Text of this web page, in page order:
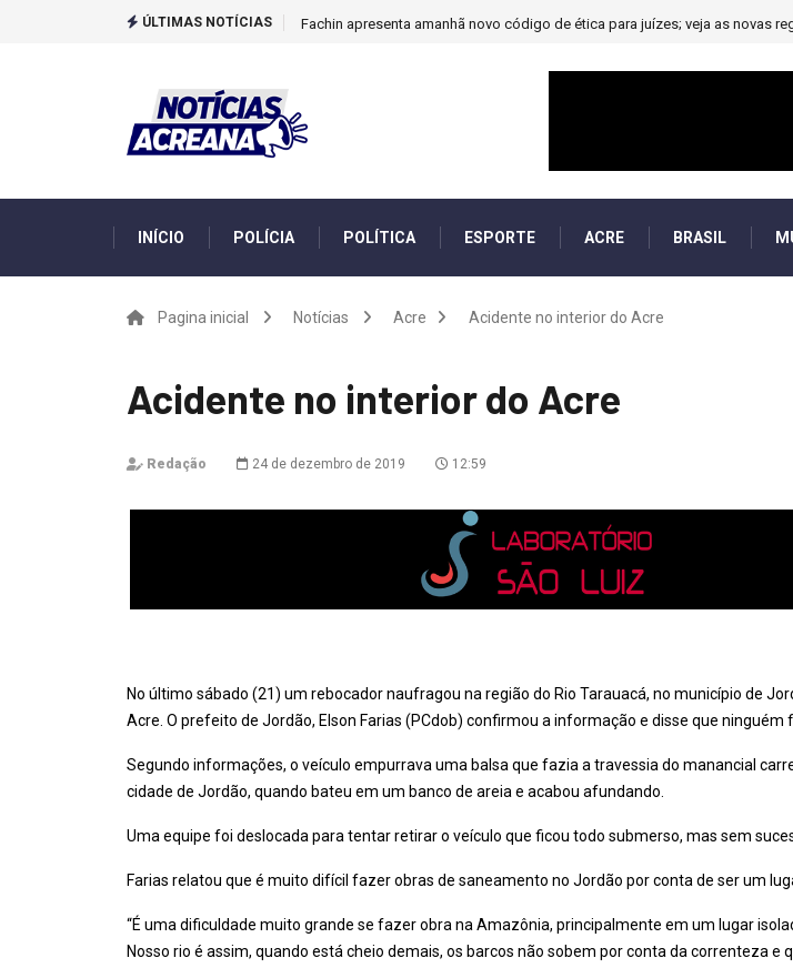
ÚLTIMAS NOTÍCIAS Fachin apresenta amanhã novo código de ética para juízes; veja as novas
INÍCIO POLÍCIA POLÍTICA ESPORTE ACRE BRASIL
Pagina inicial Notícias Acre Acidente no interior do Acre
Acidente no interior do Acre
Redação 24 de dezembro de 2019 12:59
No último sábado (21) um rebocador naufragou na região do Rio Tarauacá, no município de
Acre. O prefeito de Jordão, Elson Farias (PCdob) confirmou a informação e disse que ninguém
Segundo informações, o veículo empurrava uma balsa que fazia a travessia do manancial
cidade de Jordão, quando bateu em um banco de areia e acabou afundando.
Uma equipe foi deslocada para tentar retirar o veículo que ficou todo submerso, mas sem
Farias relatou que é muito difícil fazer obras de saneamento no Jordão por conta de ser um
“É uma dificuldade muito grande se fazer obra na Amazônia, principalmente em um lugar
Nosso rio é assim, quando está cheio demais, os barcos não sobem por conta da correnteza e